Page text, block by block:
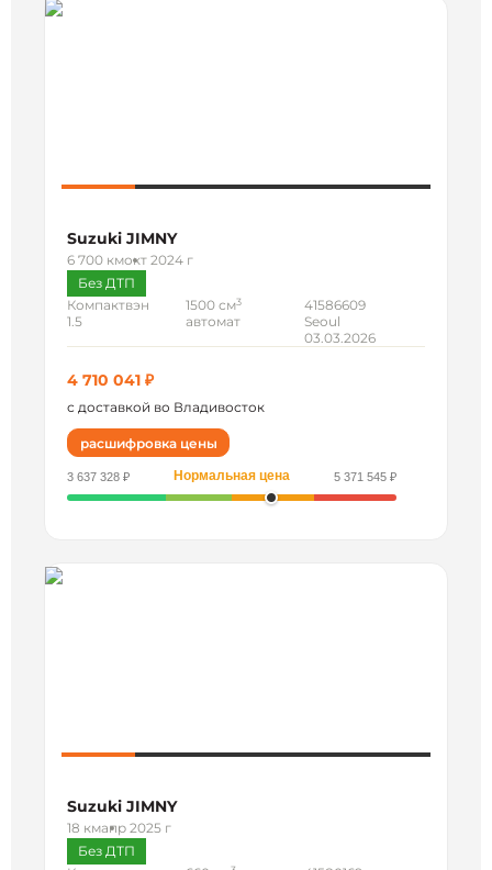
Suzuki JIMNY
6 700 кмокт 2024 г
Без ДТП
Компактвэн
1.5
1500 см3
автомат
41586609
Seoul
03.03.2026
4 710 041 ₽
с доставкой во Владивосток
расшифровка цены
3 637 328 ₽ Нормальная цена 5 371 545 ₽
Suzuki JIMNY
18 кмапр 2025 г
Без ДТП